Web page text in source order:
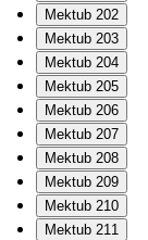
Mektub 202
Mektub 203
Mektub 204
Mektub 205
Mektub 206
Mektub 207
Mektub 208
Mektub 209
Mektub 210
Mektub 211